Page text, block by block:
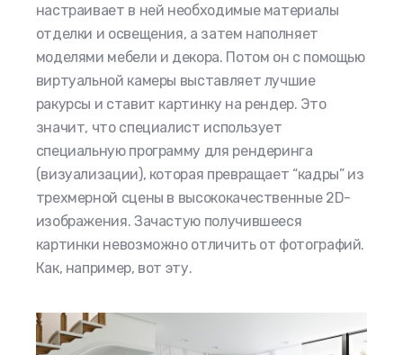
настраивает в ней необходимые материалы
отделки и освещения, а затем наполняет
моделями мебели и декора. Потом он с помощью
виртуальной камеры выставляет лучшие
ракурсы и ставит картинку на рендер. Это
значит, что специалист использует
специальную программу для рендеринга
(визуализации), которая превращает “кадры” из
трехмерной сцены в высококачественные 2D-
изображения. Зачастую получившееся
картинки невозможно отличить от фотографий.
Как, например, вот эту.